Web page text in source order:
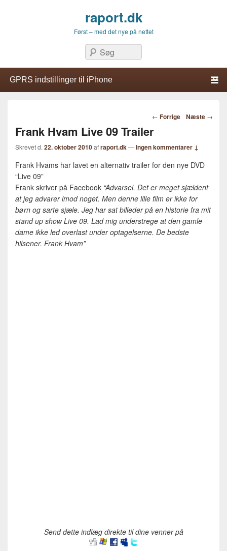
raport.dk
Først – med det nye på nettet
Søg
Indlægsnavigation
← Forrige Næste →
Frank Hvam Live 09 Trailer
Skrevet d. 22. oktober 2010afraport.dk—Ingen kommentarer ↓
Frank Hvams har lavet en alternativ trailer for den nye DVD
“Live 09”
Frank skriver på Facebook “Advarsel. Det er meget sjældent
at jeg advarer imod noget. Men denne lille film er ikke for
børn og sarte sjæle. Jeg har sat billeder på en historie fra mit
stand up show Live 09. Lad mig understrege at den gamle
dame ikke led overlast under optagelserne. De bedste
hilsener. Frank Hvam”
Send dette indlæg direkte til dine venner på